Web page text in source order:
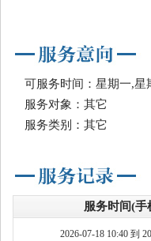
可服务时间：星期一,星
服务对象：其它
服务类别：其它